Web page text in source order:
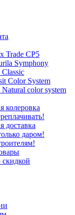
Trade CP5
Symphony
Color System
color system
колеровка
доставка
даром!